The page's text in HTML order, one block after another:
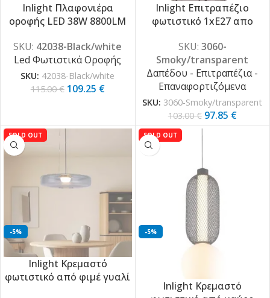
Inlight Πλαφονιέρα
οροφής LED 38W 8800LM
και λευκό ακρυ΄λικό
D:50x50cm (42038-
Black/white)
SKU: 42038-Black/white
Led Φωτιστικά Οροφής
SKU: 42038-Black/white
115.00€ 109.25 €
Inlight Επιτραπέζιο
φωτιστικό 1xE27 απο
Smoky/transparent)
SKU: 3060-
Smoky/transparent
Δαπέδου - Επιτραπέζια -
Επαναφορτιζόμενα
SKU: 3060-Smoky/transparent
103.00€ 97.85 €
-5%
SOLD OUT
Inlight Κρεμαστό
φωτιστικό από φιμέ γυαλί
-5%
SOLD OUT
Inlight Κρεμαστό